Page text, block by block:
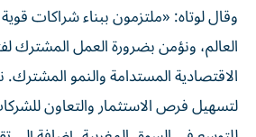
وقال لوتاه: «ملتزمون ببناء شراكات
العالم، ونؤمن بضرورة العمل المشترك
الاقتصادية المستدامة والنمو
لتسهيل فرص الاستثمار والتعاون